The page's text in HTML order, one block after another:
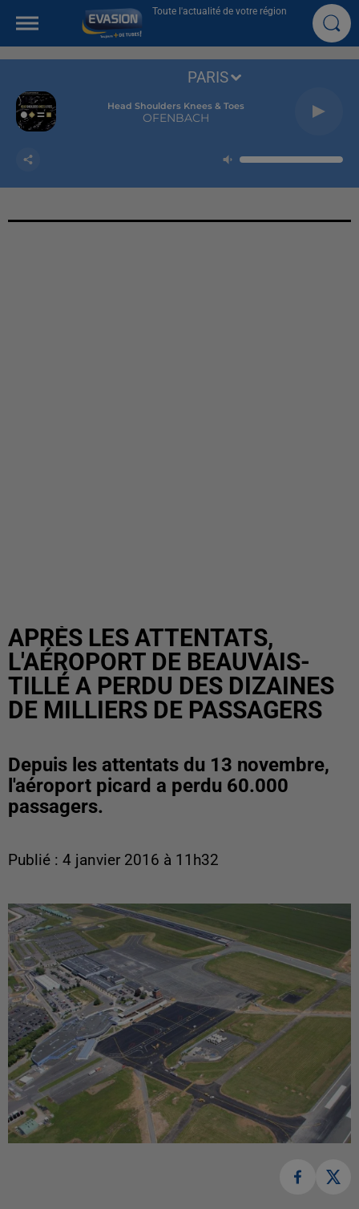
Toute l'actualité de votre région
Head Shoulders Knees & Toes
OFENBACH
PARIS
APRÈS LES ATTENTATS,
L'AÉROPORT DE BEAUVAIS-
TILLÉ A PERDU DES DIZAINES
DE MILLIERS DE PASSAGERS
Depuis les attentats du 13 novembre,
l'aéroport picard a perdu 60.000
passagers.
Publié : 4 janvier 2016 à 11h32